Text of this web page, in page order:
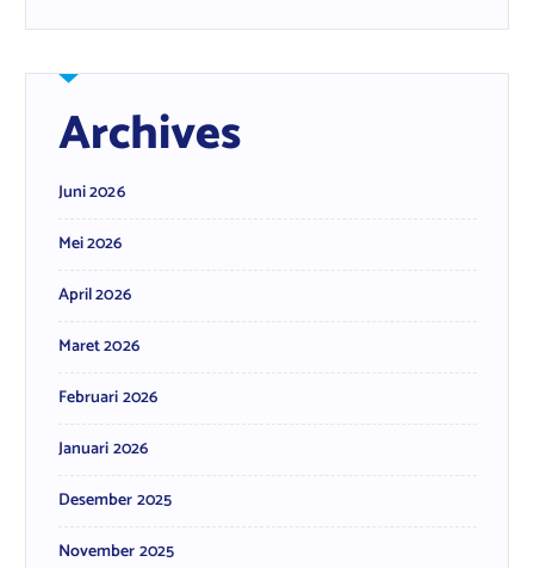
Archives
Juni 2026
Mei 2026
April 2026
Maret 2026
Februari 2026
Januari 2026
Desember 2025
November 2025